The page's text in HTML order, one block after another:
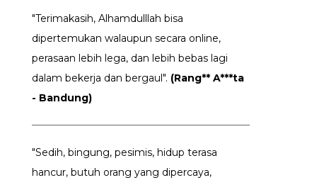
"Terimakasih, Alhamdulllah bisa
dipertemukan walaupun secara online,
perasaan lebih lega, dan lebih bebas lagi
dalam bekerja dan bergaul". (Rang** A***ta
- Bandung)
"Sedih, bingung, pesimis, hidup terasa
hancur, butuh orang yang dipercaya,